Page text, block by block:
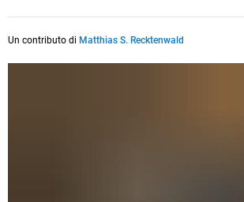
Un contributo di Matthias S. Recktenwald